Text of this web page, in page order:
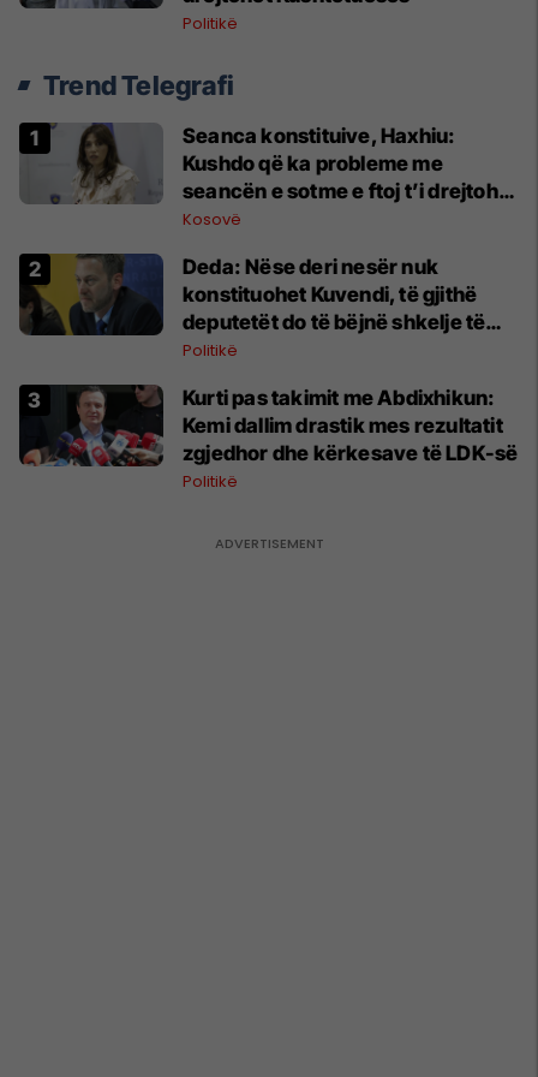
Politikë
Trend Telegrafi
Seanca konstituive, Haxhiu:
Kushdo që ka probleme me
seancën e sotme e ftoj t’i drejtohet
Kushtetueses
Kosovë
Deda: Nëse deri nesër nuk
konstituohet Kuvendi, të gjithë
deputetët do të bëjnë shkelje të
rëndë kushtetuese
Politikë
Kurti pas takimit me Abdixhikun:
Kemi dallim drastik mes rezultatit
zgjedhor dhe kërkesave të LDK-së
Politikë